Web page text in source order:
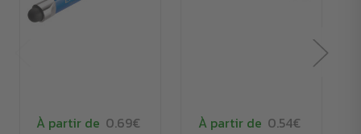
À partir de 0.69€
À partir de 0.54€